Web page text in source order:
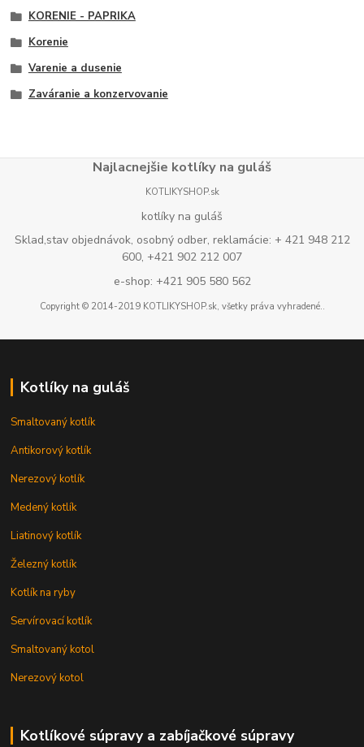
KORENIE - PAPRIKA
Korenie
Varenie a dusenie
Zaváranie a konzervovanie
Najlacnejšie kotlíky na guláš
KOTLIKYSHOP.sk
kotlíky na guláš
Sklad,stav objednávok, osobný odber, reklamácie: + 421 948 212
600, +421 902 212 007
e-shop: +421 905 580 562
Copyright © 2014-2019 KOTLIKYSHOP.sk, všetky práva vyhradené..
Kotlíky na guláš
Smaltovaný kotlík
Antikorový kotlík
Nerezový kotlík
Medený kotlík
Liatinový kotlík
Železný kotlík
Kotlík na ryby
Servírovací kotlík
Smaltovaný kotol
Nerezový kotol
Kotlíkové súpravy a zabíjačkové súpravy